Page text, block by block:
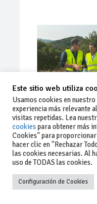
Ago 03,
La Junta
A381 por
Este sitio web utiliza
Usamos cookies en
experiencia más relevante
visitas repetidas. Lea
cookies para obtener más
Cookies" para
hacer clic en "Rechazar
las cookies necesarias. Al
uso de TODAS las cookies.
Configuración de Cookies